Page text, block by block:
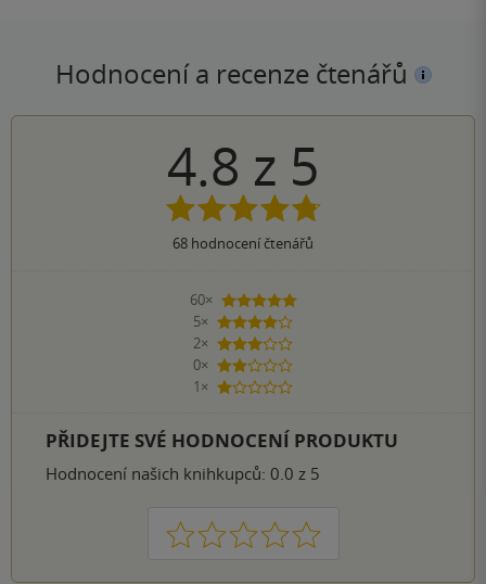
Hodnocení a recenze čtenářů
4.8 z 5
68 hodnocení čtenářů
60×
5 hvězdiček
5×
4 hvězdičky
2×
3 hvězdičky
0×
2 hvězdičky
1×
1 hvezdička
PŘIDEJTE SVÉ HODNOCENÍ PRODUKTU
Hodnocení našich knihkupců: 0.0 z 5
1 2 3 4 5